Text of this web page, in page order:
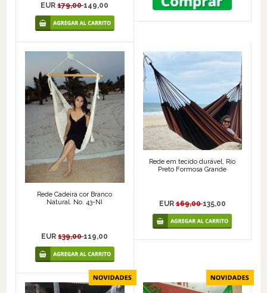
EUR179,00149,00
Rede Cadeira cor Branco
Natural. No. 43-NI
EUR139,00119,00
Rede em tecido durável, Rio
Preto Formosa Grande
EUR169,00135,00